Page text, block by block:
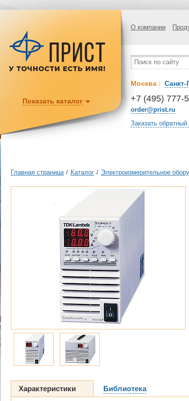
О компании
Москва | Санкт-
+7 (495) 777-
order@prist.ru
Заказать обратный
Показать каталог
Главная страница / Каталог / Электроизмерительное
Характеристики Библиотека